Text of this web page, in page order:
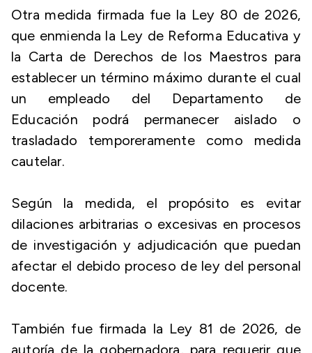
Otra medida firmada fue la Ley 80 de 2026,
que enmienda la Ley de Reforma Educativa y
la Carta de Derechos de los Maestros para
establecer un término máximo durante el cual
un empleado del Departamento de
Educación podrá permanecer aislado o
trasladado temporeramente como medida
cautelar.
Según la medida, el propósito es evitar
dilaciones arbitrarias o excesivas en procesos
de investigación y adjudicación que puedan
afectar el debido proceso de ley del personal
docente.
También fue firmada la Ley 81 de 2026, de
autoría de la gobernadora, para requerir que